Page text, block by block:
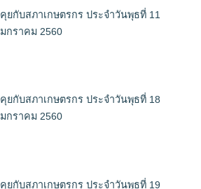
คุยกับสภาเกษตรกร ประจำวันพุธที่ 11
มกราคม 2560
คุยกับสภาเกษตรกร ประจำวันพุธที่ 18
มกราคม 2560
คุยกับสภาเกษตรกร ประจำวันพุธที่ 19